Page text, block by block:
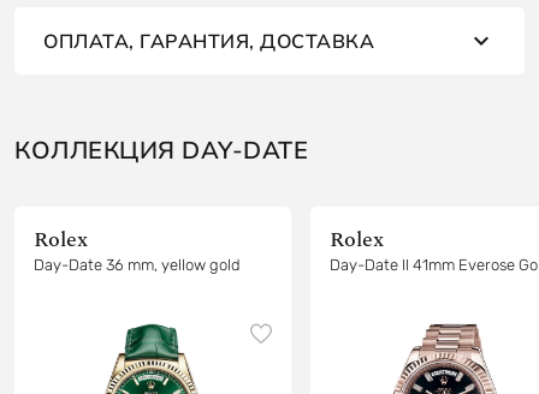
ОПЛАТА, ГАРАНТИЯ, ДОСТАВКА
КОЛЛЕКЦИЯ DAY-DATE
Rolex
Day-Date 36 mm, yellow gold
Rolex
Day-Date II 41mm Everose